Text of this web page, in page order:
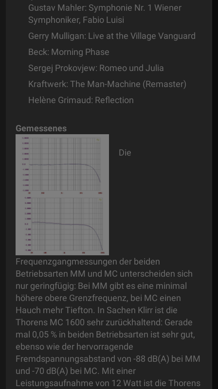
Gustav Mahler: Symphonie Nr. 1 Wiener
Symphoniker, Fabio Luisi
Gerry Mulligan: Live at the Village Vanguard
Beck: Morning Phase
Sergej Prokovjew: Romeo und Julia
Kraftwerk: The Man-Machine (Remaster)
Helène Grimaud: Reflection
Gemessenes
Die
Frequenzgangmessungen der beiden
Betriebsarten MM und MC unterscheiden sich
nur geringfügig: Bei MM gibt es eine minimal
höhere obere Grenzfrequenz, bei MC einen
Hauch mehr Tiefton. In Sachen Klirr ist die
Thorens MC 1600 sehr zurückhaltend: Gerade
mal 0,05 % in beiden Betriebsarten ist sehr gut,
ebenso wie der hervorragende
Fremdspannungsabstand von -88 dB(A) bei MM
und -70 dB(A) bei MC. Mit einer
Leistungsaufnahme von 12 Watt ist die Thorens